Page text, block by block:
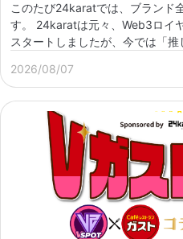
このたび24karatでは、ブランド
す。 24karatは元々、Web3ロイ
スタートしましたが、今では「
2026/08/07